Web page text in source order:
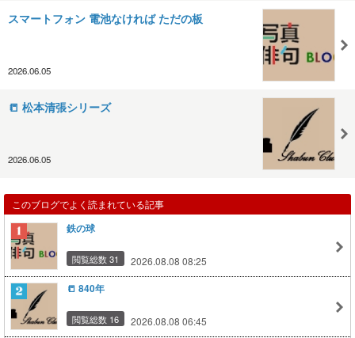
スマートフォン 電池なければ ただの板
2026.06.05
📒 松本清張シリーズ
2026.06.05
このブログでよく読まれている記事
鉄の球
閲覧総数 31 2026.08.08 08:25
📒 840年
閲覧総数 16 2026.08.08 06:45